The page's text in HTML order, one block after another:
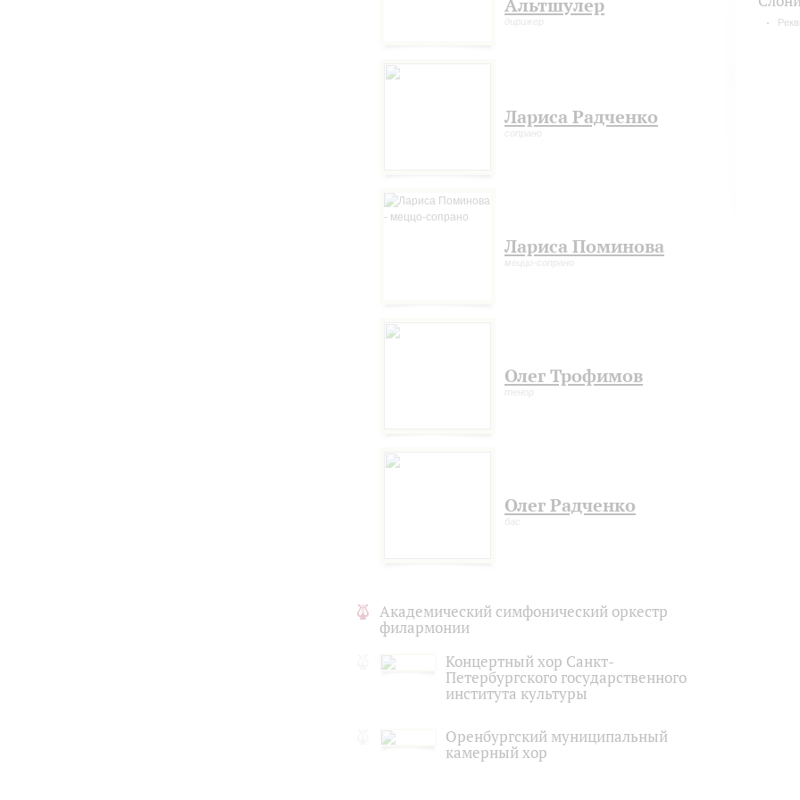
Альтшулер
дирижер
Лариса Радченко
сопрано
Лариса Поминова
меццо-сопрано
Олег Трофимов
тенор
Олег Радченко
бас
Академический симфонический оркестр
филармонии
Концертный хор Санкт-
Петербургского государственного
института культуры
Оренбургский муниципальный
камерный хор